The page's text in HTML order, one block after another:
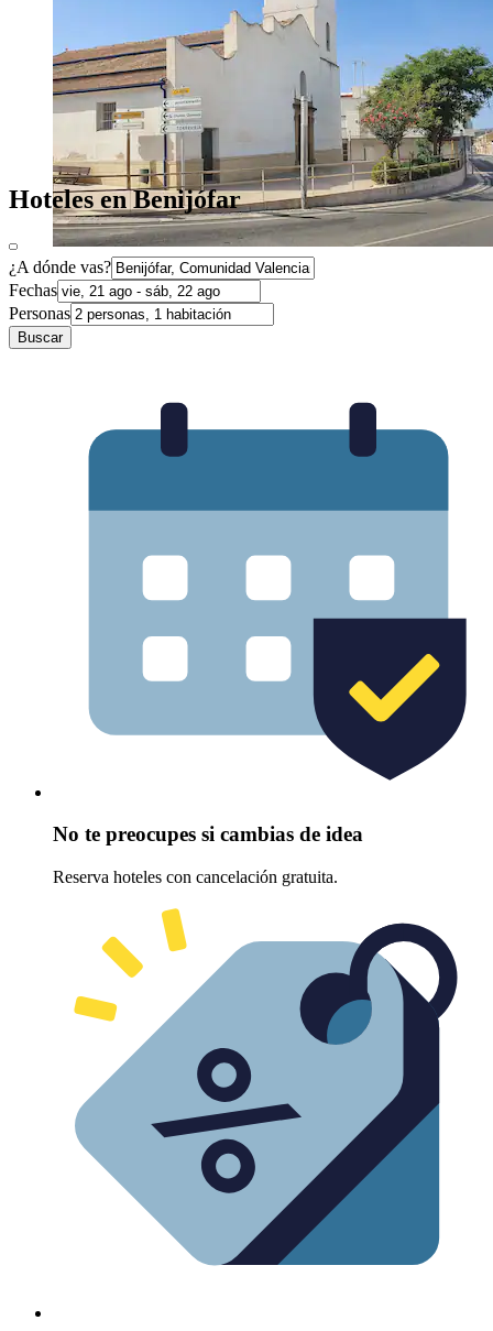
Hoteles en Benijófar
¿A dónde vas?
Fechas
Personas
Buscar
No te preocupes si cambias de idea
Reserva hoteles con cancelación gratuita.